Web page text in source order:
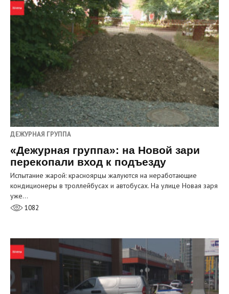
ДЕЖУРНАЯ ГРУППА
«Дежурная группа»: на Новой зари
перекопали вход к подъезду
Испытание жарой: красноярцы жалуются на неработающие
кондиционеры в троллейбусах и автобусах. На улице Новая заря
уже…
1082